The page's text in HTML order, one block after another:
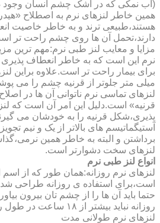
(آب نمکی که در اشک چشم انسان وجود
همین خاطر لنزهای نرم به اصطلاح
هستند،طبیعی ترند و به خاطر خاصیت
دارند،تحمل آن ها روی چشم راحت تر
مزایا و معایب لنز طبی نرم:مهم ترین
نرم این است که به خاطر انعطاف پذیری
برای بیمار راحت تر است.علاوه براین
میلی متر جلوتر از قرنیه چشم را می
لنزهای تماسی نرم ناتوانی آن ها در
قرنیه» است.دلیل این امر آن است که
پذیری،شکل قرنیه را به خودشان می
آستیگماتیسم های بالاتر از یک و نیم
برداشتن و البته به خاطر همین
لنزهای سخت دشوارتر است.
انواع لنز طبی نرم
لنزهای نرم روزانه:همان طور که از
است،برای استفاده ی روزانه طراحی
حتما باید آن ها را از چشم تان بیرون
روزانه نباید بیشتر از ۱۸ ساعت در طول روز استفاده کنید.
لنزهای نرم طولانی مدت